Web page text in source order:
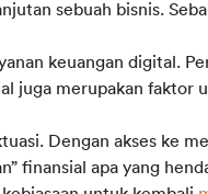
sebuah bisnis.
keuangan digital.
juga merupakan faktor
Dengan akses ke
finansial apa yang